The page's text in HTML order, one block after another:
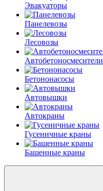
Эвакуаторы
Панелевозы
Лесовозы
Автобетоно­смесители
Бетононасосы
Автовышки
Автокраны
Гусеничные краны
Башенные краны